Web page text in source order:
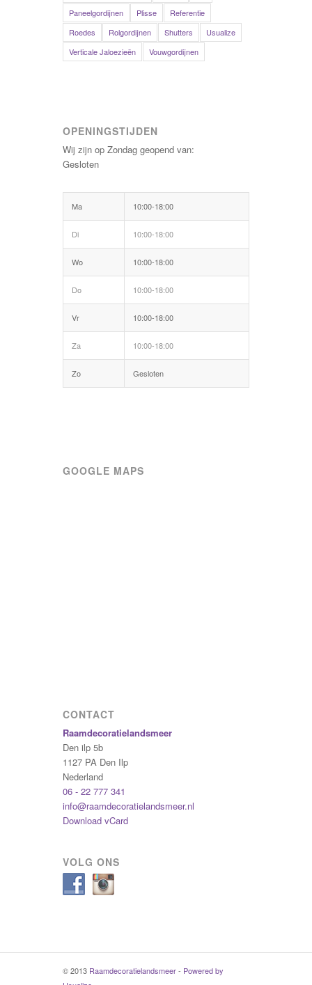
Paneelgordijnen
Plisse
Referentie
Roedes
Rolgordijnen Shutters
Usualize
Verticale Jaloezieën
Vouwgordijnen
OPENINGSTIJDEN
Wij zijn op Zondag geopend van:
Gesloten
Ma 10:00-18:00
Di 10:00-18:00
Wo 10:00-18:00
Do 10:00-18:00
Vr 10:00-18:00
Za 10:00-18:00
Zo Gesloten
GOOGLE MAPS
CONTACT
Raamdecoratielandsmeer
Den ilp 5b
1127 PA Den Ilp
Nederland
06 - 22 777 341
info@raamdecoratielandsmeer.nl
Download vCard
VOLG ONS
© 2013 Raamdecoratielandsmeer- Powered by